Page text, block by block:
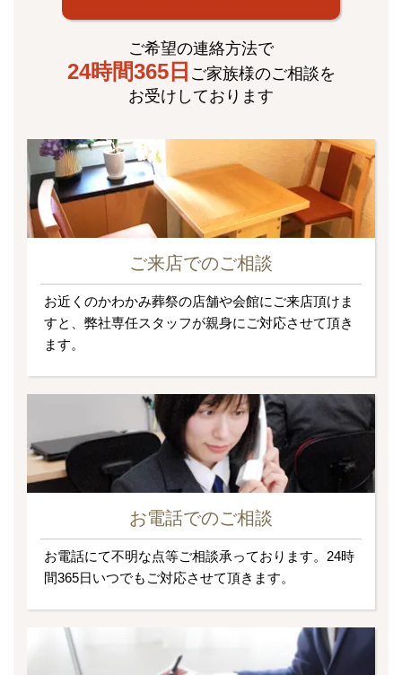
ご希望の連絡方法で
24時間365日 ご家族様のご相談を
お受けしております
ご来店でのご相談
お近くのかわかみ葬祭の店舗や会館にご来店頂けま
すと、弊社専任スタッフが親身にご対応させて頂き
ます。
お電話でのご相談
お電話にて不明な点等ご相談承っております。24時
間365日いつでもご対応させて頂きます。